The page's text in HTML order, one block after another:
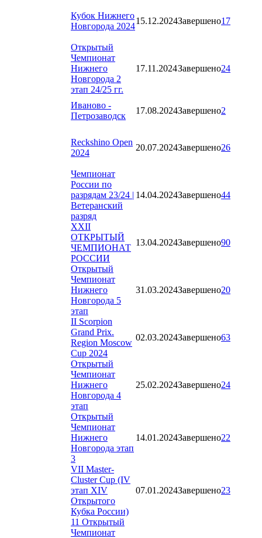
Кубок Нижнего
Новгорода 2024
15.12.2024Завершено17
Открытый
Чемпионат
Нижнего
Новгорода 2
этап 24/25 гг.
17.11.2024Завершено24
Иваново -
Петрозаводск
17.08.2024Завершено2
Reckshino Open
2024
20.07.2024Завершено26
Чемпионат
России по
разрядам 23/24 |
Ветеранский
разряд
14.04.2024Завершено44
XXII
ОТКРЫТЫЙ
ЧЕМПИОНАТ
РОССИИ
13.04.2024Завершено90
Открытый
Чемпионат
Нижнего
Новгорода 5
этап
31.03.2024Завершено20
II Scorpion
Grand Prix.
Region Moscow
Cup 2024
02.03.2024Завершено63
Открытый
Чемпионат
Нижнего
Новгорода 4
этап
25.02.2024Завершено24
Открытый
Чемпионат
Нижнего
Новгорода этап
3
14.01.2024Завершено22
VII Master-
Cluster Cup (IV
этап XIV
Открытого
Кубка России)
07.01.2024Завершено23
11 Открытый
Чемпионат